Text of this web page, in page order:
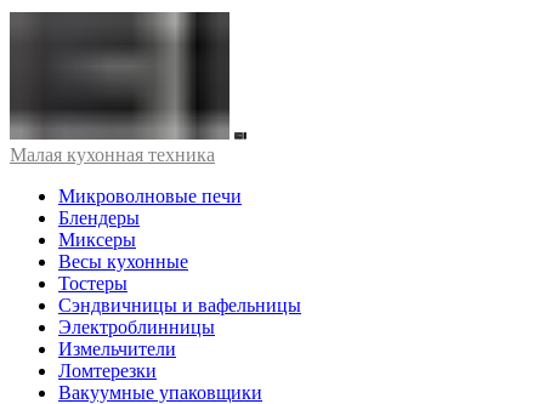
Малая кухонная техника
Микроволновые печи
Блендеры
Миксеры
Весы кухонные
Тостеры
Сэндвичницы и вафельницы
Электроблинницы
Измельчители
Ломтерезки
Вакуумные упаковщики